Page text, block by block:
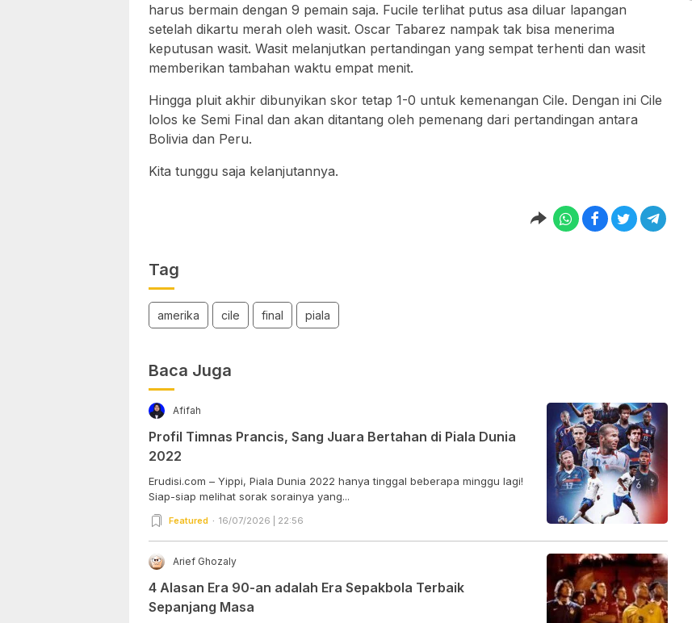
harus bermain dengan 9 pemain saja. Fucile terlihat putus asa diluar lapangan
setelah dikartu merah oleh wasit. Oscar Tabarez nampak tak bisa menerima
keputusan wasit. Wasit melanjutkan pertandingan yang sempat terhenti dan wasit
memberikan tambahan waktu empat menit.
Hingga pluit akhir dibunyikan skor tetap 1-0 untuk kemenangan Cile. Dengan ini Cile
lolos ke Semi Final dan akan ditantang oleh pemenang dari pertandingan antara
Bolivia dan Peru.
Kita tunggu saja kelanjutannya.
Tag
amerika cile final piala
Baca Juga
Afifah
Profil Timnas Prancis, Sang Juara Bertahan di Piala Dunia
2022
Erudisi.com – Yippi, Piala Dunia 2022 hanya tinggal beberapa minggu lagi!
Siap-siap melihat sorak sorainya yang...
Featured 16/07/2026 | 22:56
Arief Ghozaly
4 Alasan Era 90-an adalah Era Sepakbola Terbaik
Sepanjang Masa